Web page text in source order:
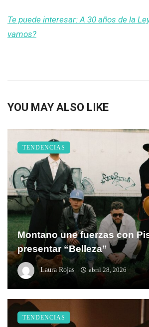
Te puede interesar: A 30 años de la
vamos?
YOU MAY ALSO LIKE
Montano une fuerzas con
presentar “Belleza”
Laura Rojas abril 28, 2026
TENDENCIAS
TENDENCIAS